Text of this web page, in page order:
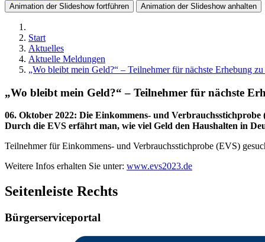
Animation der Slideshow fortführen Animation der Slideshow anhalten
Start
Aktuelles
Aktuelle Meldungen
„Wo bleibt mein Geld?“ – Teilnehmer für nächste Erhebung
„Wo bleibt mein Geld?“ – Teilnehmer für nächste
06. Oktober 2022: Die Einkommens- und
Durch die EVS erfährt man, wie viel Geld den Haus­halten in
Teilnehmer für Einkommens- und Verbrauchsstichprobe (EVS)
Weitere Infos erhalten Sie unter: www.evs2023.de
Seitenleiste Rechts
Bürgerserviceportal